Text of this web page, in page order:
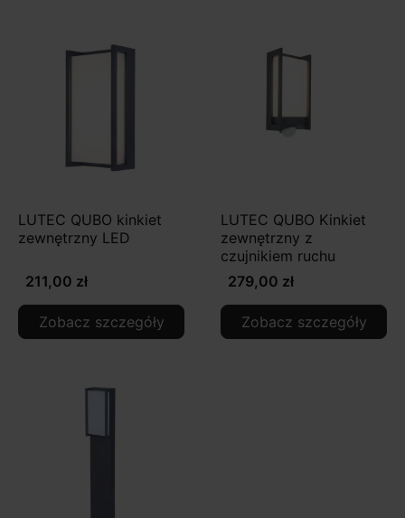
LUTEC QUBO kinkiet
zewnętrzny LED
211,00 zł
Zobacz szczegóły
LUTEC QUBO Kinkiet
zewnętrzny z
czujnikiem ruchu
279,00 zł
Zobacz szczegóły